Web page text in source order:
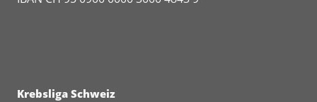
Krebsliga Schweiz